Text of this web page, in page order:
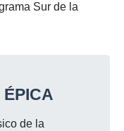
Sur de la
de la